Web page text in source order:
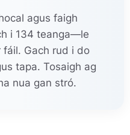
agus faigh
i 134 teanga—le
Gach rud i do
tapa. Tosaigh ag
nua gan stró.